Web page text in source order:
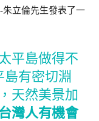
-朱立倫先生發表了一
平島做得不
有密切淵
天然美景加
灣人有機會